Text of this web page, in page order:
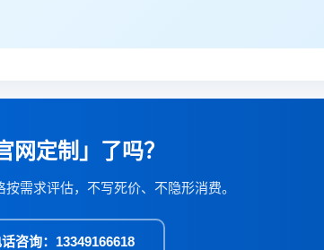
网定制」了吗？
需求评估，不写死价、不隐形消费。
咨询：13349166618